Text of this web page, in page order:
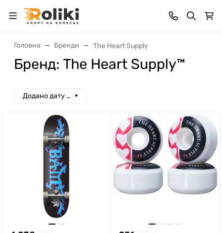
Головна Бренди The Heart Supply
Бренд: The Heart Supply™
Додано дату спад